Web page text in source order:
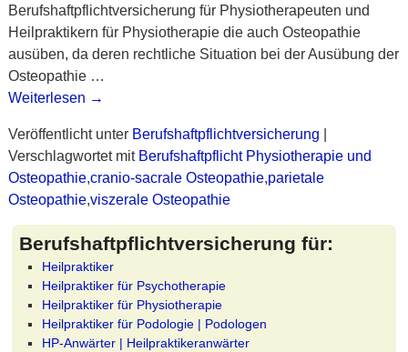
Berufshaftpflichtversicherung für Physiotherapeuten und
Heilpraktikern für Physiotherapie die auch Osteopathie
ausüben, da deren rechtliche Situation bei der Ausübung der
Osteopathie …
Weiterlesen →
Veröffentlicht unter Berufshaftpflichtversicherung
Verschlagwortet mit Berufshaftpflicht Physiotherapie und
Osteopathie,cranio-sacrale Osteopathie,parietale
Osteopathie,viszerale Osteopathie
Berufshaftpflichtversicherung für:
Heilpraktiker
Heilpraktiker für Psychotherapie
Heilpraktiker für Physiotherapie
Heilpraktiker für Podologie | Podologen
HP-Anwärter | Heilpraktikeranwärter